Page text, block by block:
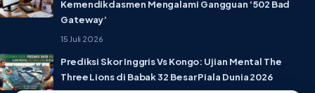
Kemendikdasmen Mengalami Gangguan ‘502 Bad
Gateway’
15 Juli 2026
Prediksi Skor Inggris Vs Kongo: Ujian Mental The
Three Lions di Babak 32 Besar Piala Dunia 2026